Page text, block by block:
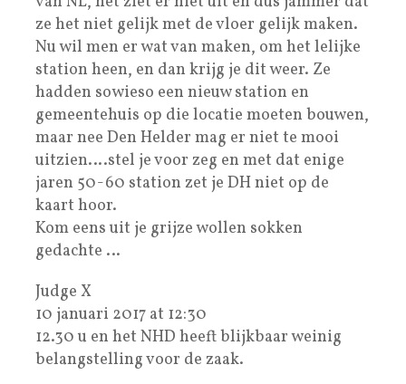
ze het niet gelijk met de vloer gelijk maken.
Nu wil men er wat van maken, om het lelijke
station heen, en dan krijg je dit weer. Ze
hadden sowieso een nieuw station en
gemeentehuis op die locatie moeten bouwen,
maar nee Den Helder mag er niet te mooi
uitzien….stel je voor zeg en met dat enige
jaren 50-60 station zet je DH niet op de
kaart hoor.
Kom eens uit je grijze wollen sokken
gedachte …
Judge X
10 januari 2017 at 12:30
12.30 u en het NHD heeft blijkbaar weinig
belangstelling voor de zaak.